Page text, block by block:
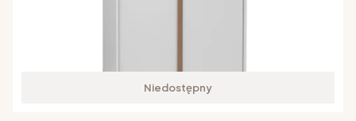
Niedostępny